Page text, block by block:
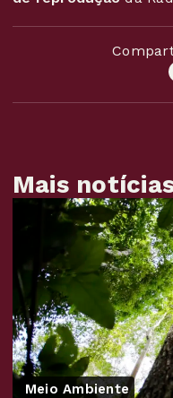
Mais
Meio Ambiente